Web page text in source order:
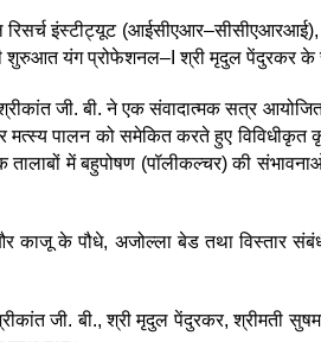
इंस्टीट्यूट (आईसीएआर–सीसीएआरआई),
शुरुआत यंग प्रोफेशनल–I श्री मृदुल पेंदुरकर के
जी. बी. ने एक संवादात्मक सत्र
पालन को समेकित करते हुए विविधीकृत
में बहुपोषण (पॉलीकल्चर) की
काजू के पौधे, अजोल्ला बेड तथा विस्तार
जी. बी., श्री मृदुल पेंदुरकर, श्रीमती सुषमा